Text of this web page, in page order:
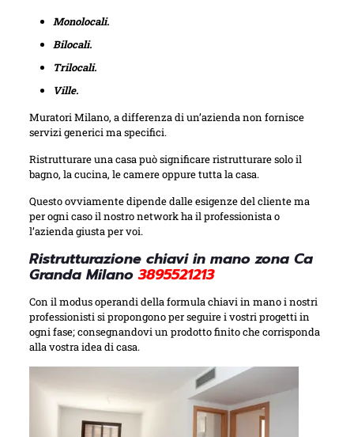
Monolocali.
Bilocali.
Trilocali.
Ville.
Muratori Milano, a differenza di un’azienda non fornisce
servizi generici ma specifici.
Ristrutturare una casa può significare ristrutturare solo il
bagno, la cucina, le camere oppure tutta la casa.
Questo ovviamente dipende dalle esigenze del cliente ma
per ogni caso il nostro network ha il professionista o
l’azienda giusta per voi.
Ristrutturazione chiavi in mano zona Ca
Granda Milano3895521213
Con il modus operandi della formula chiavi in mano i nostri
professionisti si propongono per seguire i vostri progetti in
ogni fase; consegnandovi un prodotto finito che corrisponda
alla vostra idea di casa.